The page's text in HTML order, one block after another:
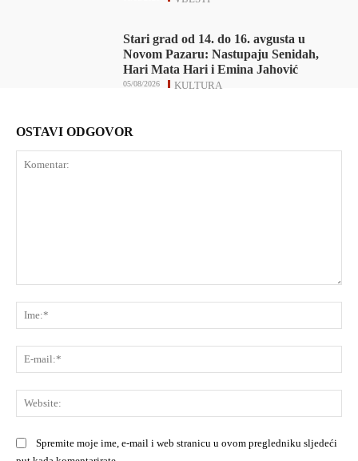
Stari grad od 14. do 16. avgusta u
Novom Pazaru: Nastupaju Senidah,
Hari Mata Hari i Emina Jahović
KULTURA
05/08/2026
OSTAVI ODGOVOR
Spremite moje ime, e-mail i web stranicu u ovom pregledniku sljedeći